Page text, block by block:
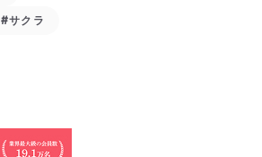
#サクラ